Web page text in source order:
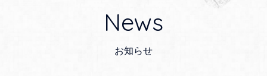
News
お知らせ